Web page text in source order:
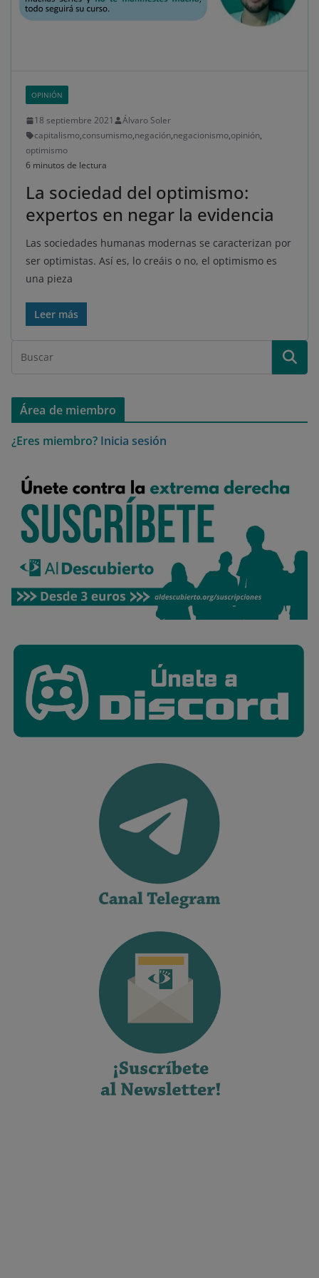
OPINIÓN
18 septiembre 2021
Álvaro Soler
capitalismo,consumismo,negación,negacionismo,opinión,
optimismo
6 minutos de lectura
La sociedad del optimismo:
expertos en negar la evidencia
Las sociedades humanas modernas se caracterizan por
ser optimistas. Así es, lo creáis o no, el optimismo es
una pieza
Leer más
Área de miembro
¿Eres miembro? Inicia sesión